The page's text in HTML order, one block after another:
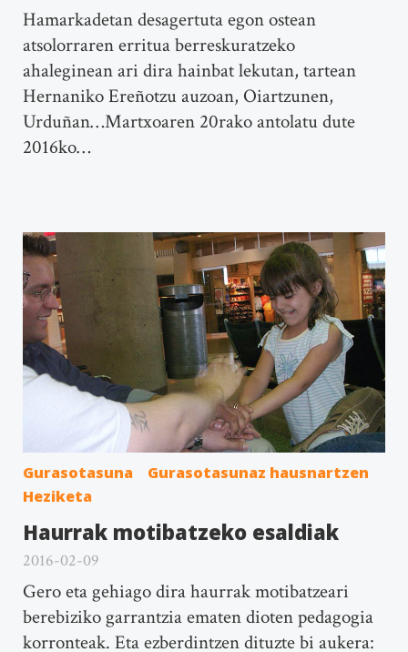
Hamarkadetan desagertuta egon ostean
atsolorraren erritua berreskuratzeko
ahaleginean ari dira hainbat lekutan, tartean
Hernaniko Ereñotzu auzoan, Oiartzunen,
Urduñan…Martxoaren 20rako antolatu dute
2016ko…
Gurasotasuna
Gurasotasunaz hausnartzen
Heziketa
Haurrak motibatzeko esaldiak
2016-02-09
Gero eta gehiago dira haurrak motibatzeari
berebiziko garrantzia ematen dioten pedagogia
korronteak. Eta ezberdintzen dituzte bi aukera: